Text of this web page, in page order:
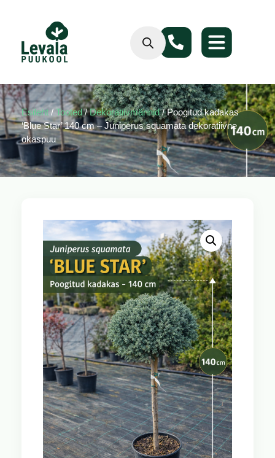
Esileht/ Tooted/Dekoratiivmännid/ Poogitud kadakas
‘Blue Star’ 140 cm – Juniperus squamata dekoratiivne
okaspuu